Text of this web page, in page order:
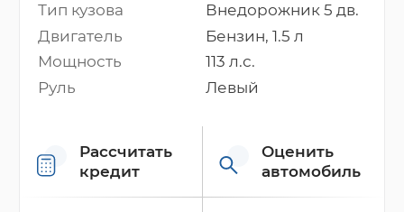
Тип кузова
Внедорожник 5 дв.
Двигатель
Бензин, 1.5 л
Мощность
113 л.с.
Руль
Левый
Рассчитать
кредит
Оценить
автомобиль